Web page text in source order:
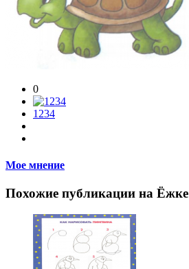
0
1234
Мое мнение
Похожие публикации на Ёжке